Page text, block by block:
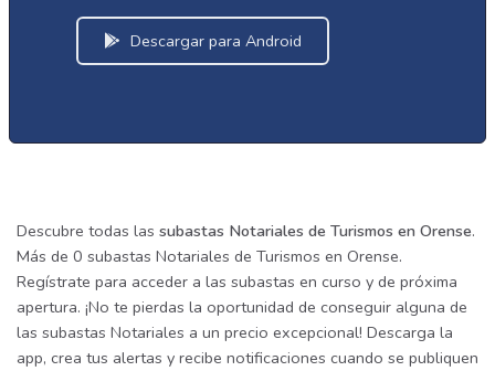
Descargar para Android
Descubre todas las subastas Notariales de Turismos en Orense.
Más de 0 subastas Notariales de Turismos en Orense.
Regístrate para acceder a las subastas en curso y de próxima
apertura. ¡No te pierdas la oportunidad de conseguir alguna de
las subastas Notariales a un precio excepcional! Descarga la
app, crea tus alertas y recibe notificaciones cuando se publiquen